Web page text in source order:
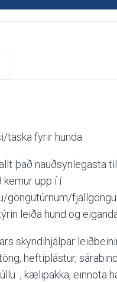
taska fyrir hunda
það nauðsynlegasta
kemur upp í í
göngutúrnum/
leiða hund og
skyndihjálpar
heftiplástur,
, kælipakka, einnota